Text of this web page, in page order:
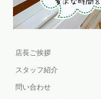
店長ご挨拶
スタッフ紹介
問い合わせ